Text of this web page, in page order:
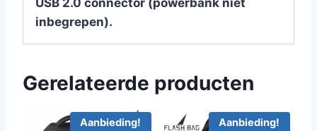
USB 2.0 connector (powerbank niet
inbegrepen).
Gerelateerde producten
Aanbieding! Aanbieding!